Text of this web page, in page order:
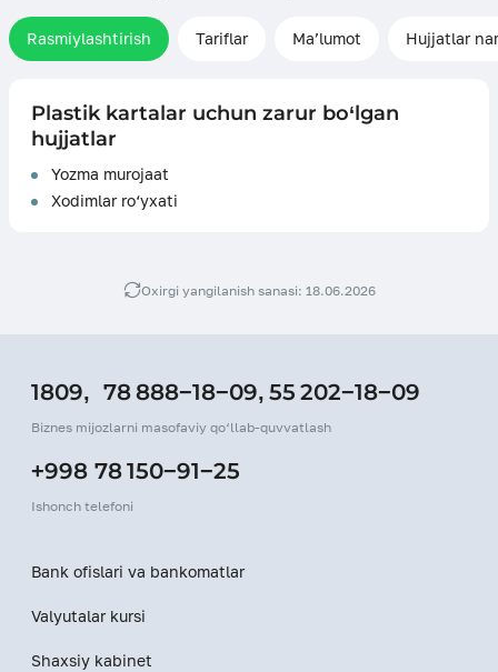
Rasmiylashtirish Tariflar Ma’lumot Hujjatlar
Plastik kartalar uchun zarur bo‘lgan
hujjatlar
Yozma murojaat
Xodimlar ro‘yxati
Oxirgi yangilanish sanasi: 18.06.2026
1809, 78 888−18−09, 55 202−18−09
Biznes mijozlarni masofaviy qo‘llab-quvvatlash
+998 78 150−91−25
Ishonch telefoni
Bank ofislari va bankomatlar
Valyutalar kursi
Shaxsiy kabinet